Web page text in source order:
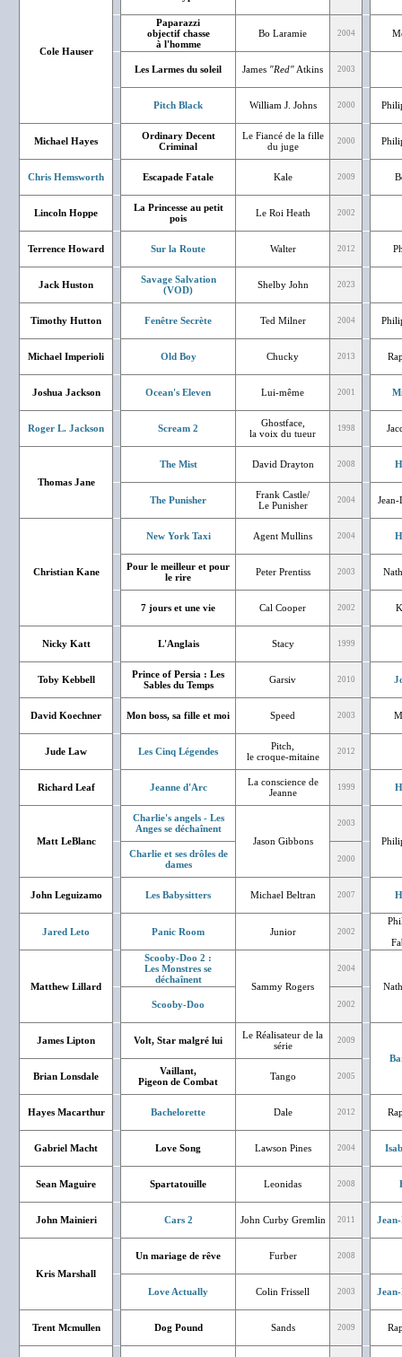
Cole Hauser
Paparazzi
objectif chasse
à l'homme
Bo Laramie 2004
Les Larmes du soleil James "Red" Atkins 2003
Pitch Black William J. Johns 2000
Michael Hayes
Ordinary Decent
Criminal
Le Fiancé de la fille
du juge
2000
Chris Hemsworth Escapade Fatale Kale 2009
Lincoln Hoppe
La Princesse au petit
pois
Le Roi Heath 2002
Terrence Howard Sur la Route Walter 2012
Jack Huston
Savage Salvation
(VOD)
Shelby John 2023
Timothy Hutton Fenêtre Secrète Ted Milner 2004
Michael Imperioli Old Boy Chucky 2013
Joshua Jackson Ocean's Eleven Lui-même 2001
Roger L. Jackson Scream 2
Ghostface,
la voix du tueur
1998
Thomas Jane
The Mist David Drayton 2008
The Punisher
Frank Castle/
Le Punisher
2004
Christian Kane
New York Taxi Agent Mullins 2004
Pour le meilleur et pour
le rire
Peter Prentiss 2003
7 jours et une vie Cal Cooper 2002
Nicky Katt L'Anglais Stacy 1999
Toby Kebbell
Prince of Persia : Les
Sables du Temps
Garsiv 2010
David Koechner Mon boss, sa fille et moi Speed 2003
Jude Law Les Cinq Légendes
Pitch,
le croque-mitaine
2012
Richard Leaf Jeanne d'Arc
La conscience de
Jeanne
1999
Matt LeBlanc
Charlie's angels - Les
Anges se déchaînent
Jason Gibbons
2003
Charlie et ses drôles de
dames
2000
John Leguizamo Les Babysitters Michael Beltran 2007
Jared Leto Panic Room Junior 2002
Matthew Lillard
Scooby-Doo 2 :
Les Monstres se
déchaînent
Sammy Rogers
2004
Scooby-Doo
2002
James Lipton Volt, Star malgré lui
Le Réalisateur de la
série
2009
Brian Lonsdale
Vaillant,
Pigeon de Combat
Tango 2005
Hayes Macarthur Bachelorette Dale 2012
Gabriel Macht Love Song Lawson Pines 2004
Sean Maguire Spartatouille Leonidas 2008
John Mainieri Cars 2 John Curby Gremlin 2011
Kris Marshall
Un mariage de rêve Furber 2008
Love Actually Colin Frissell 2003
Trent Mcmullen Dog Pound Sands 2009